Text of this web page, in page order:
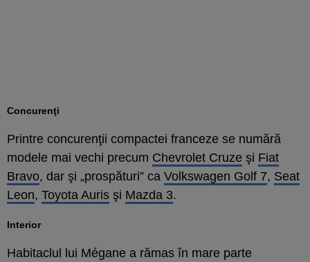
Concurenţi
Printre concurenţii compactei franceze se numără
modele mai vechi precum Chevrolet Cruze şi Fiat
Bravo, dar şi „prospături” ca Volkswagen Golf 7, Seat
Leon, Toyota Auris şi Mazda 3.
Interior
Habitaclul lui Mégane a rămas în mare parte